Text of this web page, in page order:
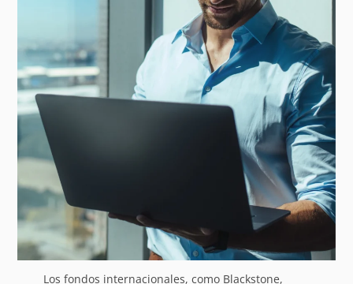
Los fondos internacionales, como Blackstone,